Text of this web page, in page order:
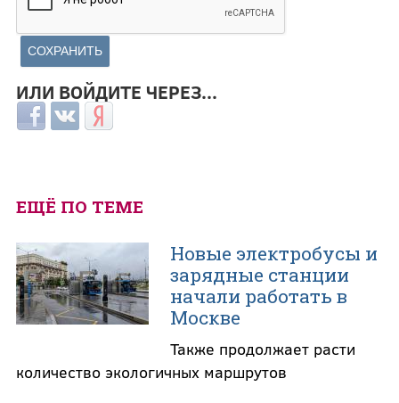
ИЛИ ВОЙДИТЕ ЧЕРЕЗ...
Login with Facebook
Login with ВКонтакте
Login with Яндекс
ЕЩЁ ПО ТЕМЕ
Новые электробусы и
зарядные станции
начали работать в
Москве
Также продолжает расти
количество экологичных маршрутов